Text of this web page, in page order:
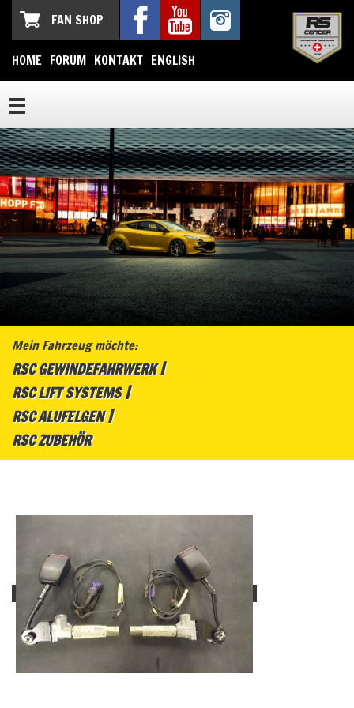
FAN SHOP
HOME FORUM KONTAKT ENGLISH
Mein Fahrzeug möchte:
RSC GEWINDEFAHRWERK
RSC LIFT SYSTEMS
RSC ALUFELGEN
RSC ZUBEHÖR